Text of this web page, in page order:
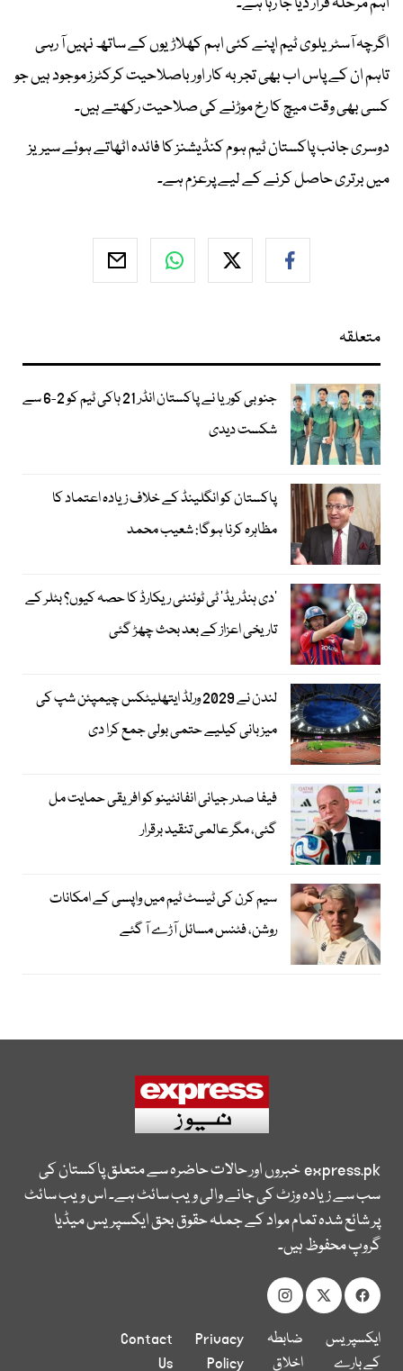
اگرچہ آسٹریلوی ٹیم اپنے کئی اہم کھلاڑیوں کے ساتھ نہیں آ رہی
تاہم ان کے پاس اب بھی تجربہ کار اور باصلاحیت کرکٹرز موجود ہیں جو
کسی بھی وقت میچ کا رخ موڑنے کی صلاحیت رکھتے ہیں۔
دوسری جانب پاکستان ٹیم ہوم کنڈیشنز کا فائدہ اٹھاتے ہوئے سیریز
میں برتری حاصل کرنے کے لیے پرعزم ہے۔
متعلقہ
جنوبی کوریا نے پاکستان انڈر 21 ہاکی ٹیم کو 2-6 سے
شکست دیدی
پاکستان کو انگلینڈ کے خلاف زیادہ اعتماد کا
مظاہرہ کرنا ہوگا: شعیب محمد
’دی ہنڈریڈ‘ ٹی ٹوئنٹی ریکارڈ کا حصہ کیوں؟ بٹلر کے
تاریخی اعزاز کے بعد بحث چھڑ گئی
لندن نے 2029 ورلڈ ایتھلیٹکس چیمپئن شپ کی
میزبانی کیلیے حتمی بولی جمع کرا دی
فیفا صدر جیانی انفانٹینو کو افریقی حمایت مل
گئی، مگر عالمی تنقید برقرار
سیم کرن کی ٹیسٹ ٹیم میں واپسی کے امکانات
روشن، فٹنس مسائل آڑے آ گئے
express.pkخبروں اور حالات حاضرہ سے متعلق پاکستان کی
سب سے زیادہ وزٹ کی جانے والی ویب سائٹ ہے۔ اس ویب سائٹ
پر شائع شدہ تمام مواد کے جملہ حقوق بحق ایکسپریس میڈیا
گروپ محفوظ ہیں۔
ایکسپریس
کے بارے
ضابطہ
اخلاق
Privacy
Policy
Contact
Us